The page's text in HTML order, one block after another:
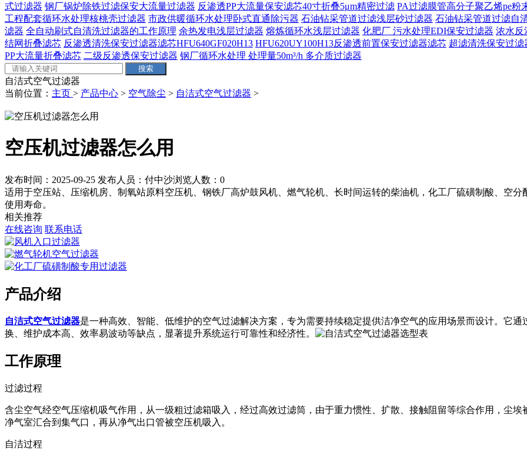
式过滤器 钢厂锅炉除铁过滤保安大流量过滤器 反渗透PP大流量保安滤芯40寸折叠5μm精密过滤 PA过滤膜管高分子聚乙烯pe粉
工程配套循环水处理核桃壳过滤器 市政供暖循环水处理卧式直通除污器 石油钻采管道过滤浅层砂过滤器 石油钻采管道过滤自
滤器 全自动刷式自清洗过滤器的工作原理 余热发电浅层过滤器 熔炼循环水浅层过滤器 化肥厂 污水处理EDI保安过滤器 浓水反
结网折叠滤芯 反渗透清洗保安过滤器滤芯HFU640GF020H13 HFU620UY100H13反渗透前置保安过滤器滤芯 超滤清洗保安过滤
PP大流量折叠滤芯 二级反渗透保安过滤器 钢厂循环水处理 处理量50m³/h 多介质过滤器
自洁式空气过滤器
当前位置： 主页 > 产品中心 > 空气除尘 > 自洁式空气过滤器 >
空压机过滤器怎么用
发布时间：2025-09-25 发布人员：付中沙浏览人数： 0
适用于空压站、压缩机房、制氧站原料空压机、钢铁厂高炉鼓风机、燃气轮机、长时间运转的柴油机，化工厂硫磺制酸、空
使用寿命。
相关推荐
在线咨询 联系电话
产品介绍
自洁式空气过滤器是一种高效、智能、低维护的空气过滤解决方案，专为需要持续稳定提供洁净空气的应用场景而设计。它
换、维护成本高、效率易波动等缺点，显著提升系统运行可靠性和经济性。
工作原理
过滤过程
含尘空气经空气压缩机吸气作用，从一级粗过滤箱吸入，经过高效过滤筒，由于重力惯性、扩散、接触阻留等综合作用，尘
净气室汇合到集气口，再从净气出口管被空压机吸入。
自洁过程